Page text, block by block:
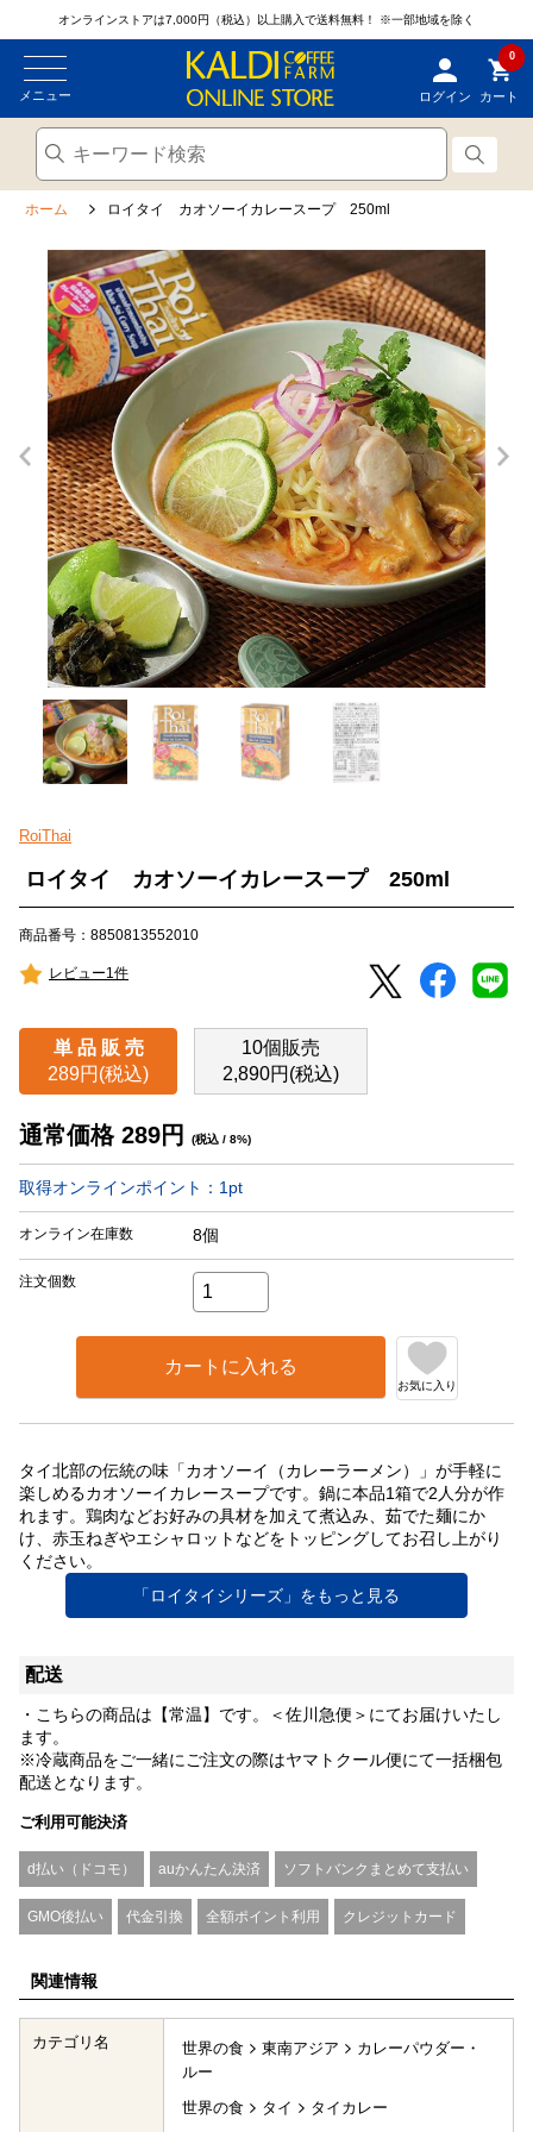
オンラインストアは7,000円（税込）以上購入で送料無料！ ※一部地域を除く
メニュー ログイン
0
カート
ホーム ロイタイ カオソーイカレースープ 250ml
RoiThai
ロイタイ カオソーイカレースープ 250ml
商品番号：8850813552010
レビュー1件
単 品 販 売
289円(税込)
10個販売
2,890円(税込)
通常価格 289円 (税込 / 8%)
取得オンラインポイント： 1 pt
オンライン在庫数 8個
注文個数
カートに入れる
お気に入り
タイ北部の伝統の味「カオソーイ（カレーラーメン）」が手軽に
楽しめるカオソーイカレースープです。鍋に本品1箱で2人分が作
れます。鶏肉などお好みの具材を加えて煮込み、茹でた麺にか
け、赤玉ねぎやエシャロットなどをトッピングしてお召し上がり
ください。
「ロイタイシリーズ」をもっと見る
配送
・こちらの商品は【常温】です。＜佐川急便＞にてお届けいたし
ます。
※冷蔵商品をご一緒にご注文の際はヤマトクール便にて一括梱包
配送となります。
ご利用可能決済
d払い（ドコモ） auかんたん決済 ソフトバンクまとめて支払い
GMO後払い 代金引換 全額ポイント利用 クレジットカード
関連情報
カテゴリ名 世界の食 東南アジア
カレーパウダー・
ルー
世界の食
タイ タイカレー